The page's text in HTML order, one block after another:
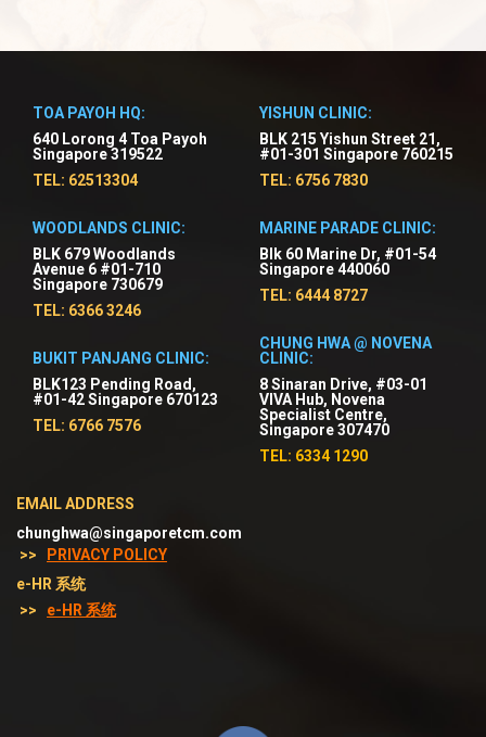
TOA PAYOH HQ:
640 Lorong 4 Toa Payoh
Singapore 319522
TEL: 62513304
WOODLANDS CLINIC:
BLK 679 Woodlands
Avenue 6 #01-710
Singapore 730679
TEL: 6366 3246
BUKIT PANJANG CLINIC:
BLK123 Pending Road,
#01-42 Singapore 670123
TEL: 6766 7576
YISHUN CLINIC:
BLK 215 Yishun Street 21,
#01-301 Singapore 760215
TEL: 6756 7830
MARINE PARADE CLINIC:
Blk 60 Marine Dr, #01-54
Singapore 440060
TEL: 6444 8727
CHUNG HWA @ NOVENA
CLINIC:
8 Sinaran Drive, #03-01
VIVA Hub, Novena
Specialist Centre,
Singapore 307470
TEL: 6334 1290
EMAIL ADDRESS
chunghwa@singaporetcm.com
>>
PRIVACY POLICY
e-HR 系统
>>
e-HR 系统